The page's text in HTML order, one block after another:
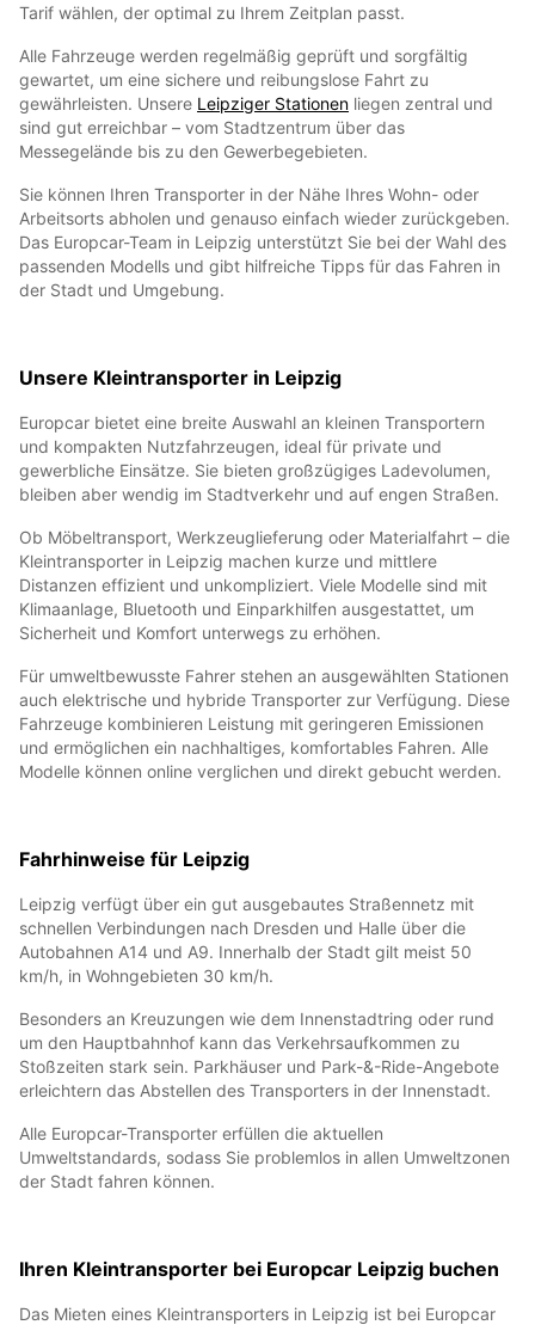
Tarif wählen, der optimal zu Ihrem Zeitplan passt.
Alle Fahrzeuge werden regelmäßig geprüft und sorgfältig
gewartet, um eine sichere und reibungslose Fahrt zu
gewährleisten. Unsere Leipziger Stationen liegen zentral und
sind gut erreichbar – vom Stadtzentrum über das
Messegelände bis zu den Gewerbegebieten.
Sie können Ihren Transporter in der Nähe Ihres Wohn- oder
Arbeitsorts abholen und genauso einfach wieder zurückgeben.
Das Europcar-Team in Leipzig unterstützt Sie bei der Wahl des
passenden Modells und gibt hilfreiche Tipps für das Fahren in
der Stadt und Umgebung.
Unsere Kleintransporter in Leipzig
Europcar bietet eine breite Auswahl an kleinen Transportern
und kompakten Nutzfahrzeugen, ideal für private und
gewerbliche Einsätze. Sie bieten großzügiges Ladevolumen,
bleiben aber wendig im Stadtverkehr und auf engen Straßen.
Ob Möbeltransport, Werkzeuglieferung oder Materialfahrt – die
Kleintransporter in Leipzig machen kurze und mittlere
Distanzen effizient und unkompliziert. Viele Modelle sind mit
Klimaanlage, Bluetooth und Einparkhilfen ausgestattet, um
Sicherheit und Komfort unterwegs zu erhöhen.
Für umweltbewusste Fahrer stehen an ausgewählten Stationen
auch elektrische und hybride Transporter zur Verfügung. Diese
Fahrzeuge kombinieren Leistung mit geringeren Emissionen
und ermöglichen ein nachhaltiges, komfortables Fahren. Alle
Modelle können online verglichen und direkt gebucht werden.
Fahrhinweise für Leipzig
Leipzig verfügt über ein gut ausgebautes Straßennetz mit
schnellen Verbindungen nach Dresden und Halle über die
Autobahnen A14 und A9. Innerhalb der Stadt gilt meist 50
km/h, in Wohngebieten 30 km/h.
Besonders an Kreuzungen wie dem Innenstadtring oder rund
um den Hauptbahnhof kann das Verkehrsaufkommen zu
Stoßzeiten stark sein. Parkhäuser und Park-&-Ride-Angebote
erleichtern das Abstellen des Transporters in der Innenstadt.
Alle Europcar-Transporter erfüllen die aktuellen
Umweltstandards, sodass Sie problemlos in allen Umweltzonen
der Stadt fahren können.
Ihren Kleintransporter bei Europcar Leipzig buchen
Das Mieten eines Kleintransporters in Leipzig ist bei Europcar